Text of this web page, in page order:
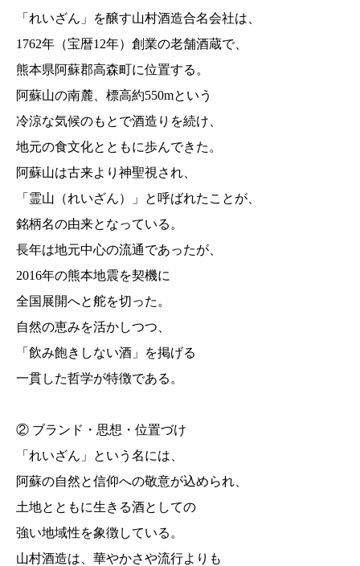
「れいざん」を醸す山村酒造合名会社は、
1762年（宝暦12年）創業の老舗酒蔵で、
熊本県阿蘇郡高森町に位置する。
阿蘇山の南麓、標高約550mという
冷涼な気候のもとで酒造りを続け、
地元の食文化とともに歩んできた。
阿蘇山は古来より神聖視され、
「霊山（れいざん）」と呼ばれたことが、
銘柄名の由来となっている。
長年は地元中心の流通であったが、
2016年の熊本地震を契機に
全国展開へと舵を切った。
自然の恵みを活かしつつ、
「飲み飽きしない酒」を掲げる
一貫した哲学が特徴である。
② ブランド・思想・位置づけ
「れいざん」という名には、
阿蘇の自然と信仰への敬意が込められ、
土地とともに生きる酒としての
強い地域性を象徴している。
山村酒造は、華やかさや流行よりも